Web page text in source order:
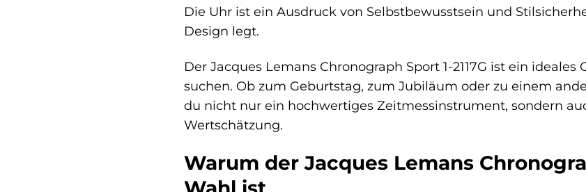
Die Uhr ist ein Ausdruck von Selbstbewusstsein und
Design legt.
Der Jacques Lemans Chronograph Sport 1-2117G ist ein
suchen. Ob zum Geburtstag, zum Jubiläum oder zu einem
du nicht nur ein hochwertiges Zeitmessinstrument, sondern
Wertschätzung.
Warum der Jacques Lemans